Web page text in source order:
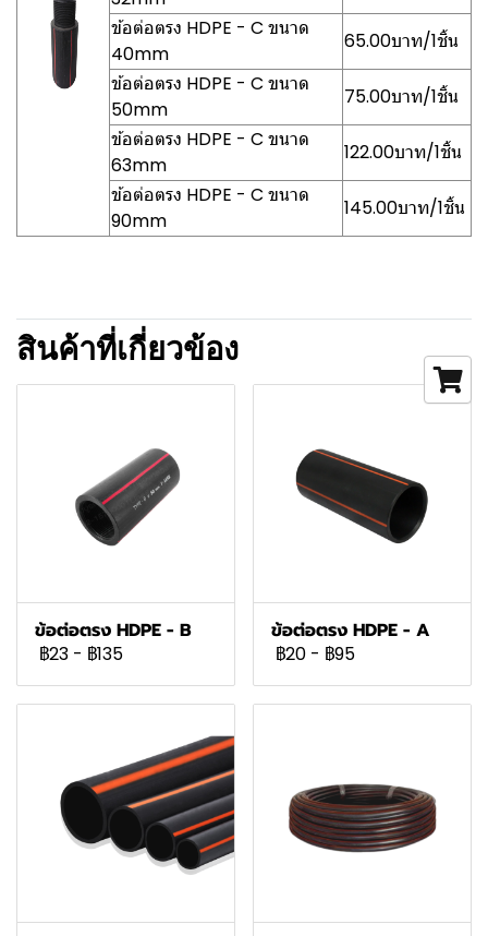
ข้อต่อตรง HDPE - C ขนาด
40mm
65.00บาท/1ชิ้น
ข้อต่อตรง HDPE - C ขนาด
50mm
75.00บาท/1ชิ้น
ข้อต่อตรง HDPE - C ขนาด
63mm
122.00บาท/1ชิ้น
ข้อต่อตรง HDPE - C ขนาด
90mm
145.00บาท/1ชิ้น
สินค้าที่เกี่ยวข้อง
ข้อต่อตรง HDPE - B
฿23 - ฿135
ข้อต่อตรง HDPE - A
฿20 - ฿95